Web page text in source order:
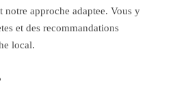
notre approche adaptee. Vous y
et des recommandations
local.